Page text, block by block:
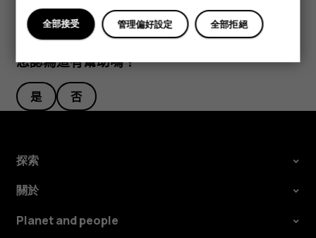
您認為這有幫助嗎？
是 否
探索
關於
Planet and people
全部拒絕
管理偏好設定
全部接受